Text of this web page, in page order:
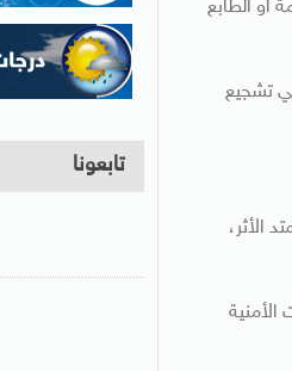
أو الطابع
تشجيع
بعد 30 يونيو كان عميقاً وممتد الأثر،
تابعونا